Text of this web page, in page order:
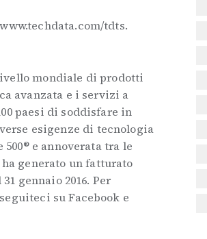
tdts.
mondiale di prodotti
avanzata e i servizi a
paesi di soddisfare in
esigenze di tecnologia
e annoverata tra le
ha generato un fatturato
gennaio 2016. Per
su Facebook e